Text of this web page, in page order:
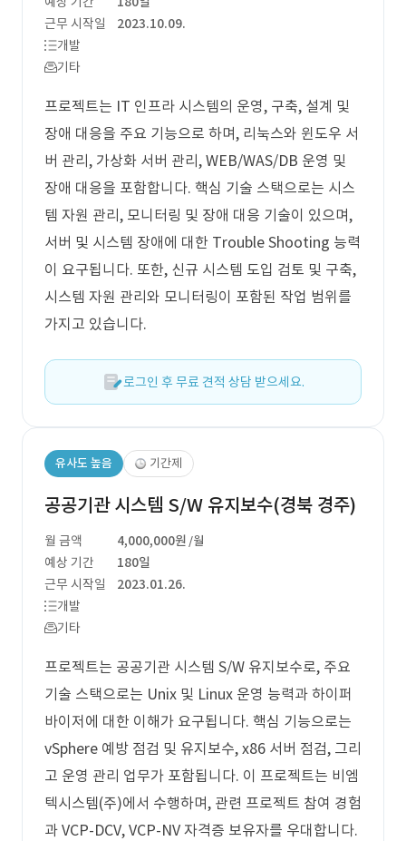
근무 시작일
2023.10.09.
개발
기타
프로젝트는 IT 인프라 시스템의 운영, 구축, 설계 및
장애 대응을 주요 기능으로 하며, 리눅스와 윈도우 서
버 관리, 가상화 서버 관리, WEB/WAS/DB 운영 및
장애 대응을 포함합니다. 핵심 기술 스택으로는 시스
템 자원 관리, 모니터링 및 장애 대응 기술이 있으며,
서버 및 시스템 장애에 대한 Trouble Shooting 능력
이 요구됩니다. 또한, 신규 시스템 도입 검토 및 구축,
시스템 자원 관리와 모니터링이 포함된 작업 범위를
가지고 있습니다.
로그인 후 무료 견적 상담 받으세요.
유사도 높음 기간제
공공기관 시스템 S/W 유지보수(경북 경주)
월 금액 4,000,000원 /월
예상 기간
180일
근무 시작일
2023.01.26.
개발
기타
프로젝트는 공공기관 시스템 S/W 유지보수로, 주요
기술 스택으로는 Unix 및 Linux 운영 능력과 하이퍼
바이저에 대한 이해가 요구됩니다. 핵심 기능으로는
vSphere 예방 점검 및 유지보수, x86 서버 점검, 그리
고 운영 관리 업무가 포함됩니다. 이 프로젝트는 비엠
텍시스템(주)에서 수행하며, 관련 프로젝트 참여 경험
과 VCP-DCV, VCP-NV 자격증 보유자를 우대합니다.